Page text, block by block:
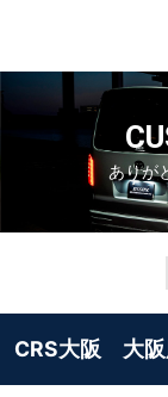
ありが
CRS大阪 大